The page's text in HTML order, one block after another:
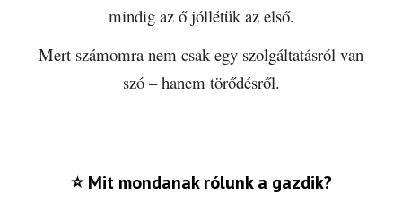
mindig az ő jóllétük az első.
Mert számomra nem csak egy szolgáltatásról van
szó – hanem törődésről.
⭐ Mit mondanak rólunk a gazdik?